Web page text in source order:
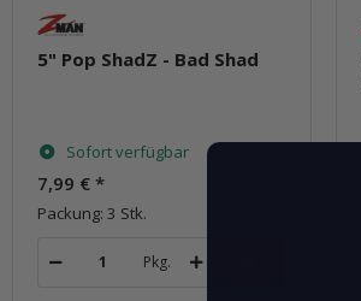
5" Pop ShadZ - Bad Shad
Sofort verfügbar
7,99 € *
Packung: 3 Stk.
Pkg.